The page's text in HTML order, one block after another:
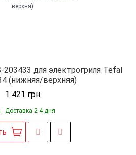
203433 для электрогриля Tefal
(нижняя/верхняя)
1 421 грн
Доставка 2-4 дня